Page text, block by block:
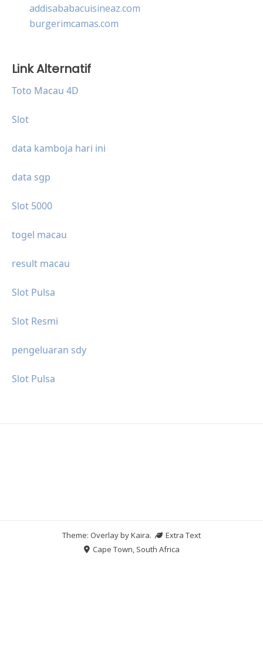
addisababacuisineaz.com
burgerimcamas.com
Link Alternatif
Toto Macau 4D
Slot
data kamboja hari ini
data sgp
Slot 5000
togel macau
result macau
Slot Pulsa
Slot Resmi
pengeluaran sdy
Slot Pulsa
Theme: Overlay byKaira.
Extra Text
Cape Town, South Africa